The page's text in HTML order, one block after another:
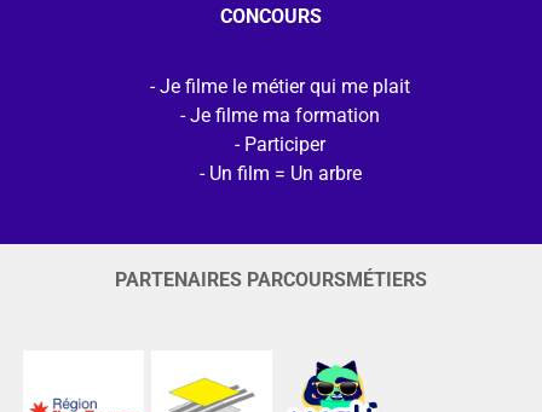
CONCOURS
Je filme le métier qui me plait
Je filme ma formation
Participer
Un film = Un arbre
PARTENAIRES PARCOURSMÉTIERS